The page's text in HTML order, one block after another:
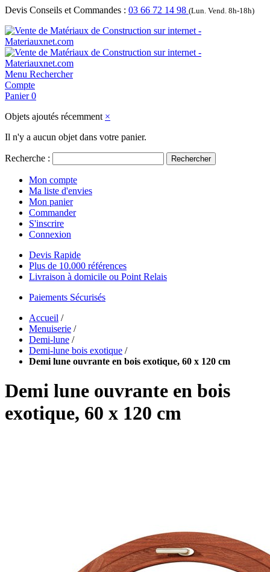
Devis Conseils et Commandes : 03 66 72 14 98 (Lun. Vend. 8h-18h)
Menu Rechercher
Compte
Panier 0
Objets ajoutés récemment ×
Il n'y a aucun objet dans votre panier.
Recherche : Rechercher
Mon compte
Ma liste d'envies
Mon panier
Commander
S'inscrire
Connexion
Devis Rapide
Plus de 10.000 références
Livraison à domicile ou Point Relais
Paiements Sécurisés
Accueil /
Menuiserie /
Demi-lune /
Demi-lune bois exotique /
Demi lune ouvrante en bois exotique, 60 x 120 cm
Demi lune ouvrante en bois
exotique, 60 x 120 cm